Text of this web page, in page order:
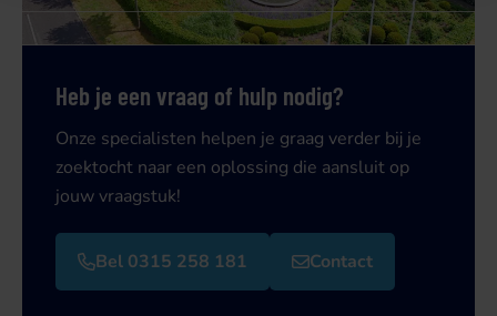
Heb je een vraag of hulp nodig?
Onze specialisten helpen je graag verder bij je
zoektocht naar een oplossing die aansluit op
jouw vraagstuk!
Bel 0315 258 181 Contact